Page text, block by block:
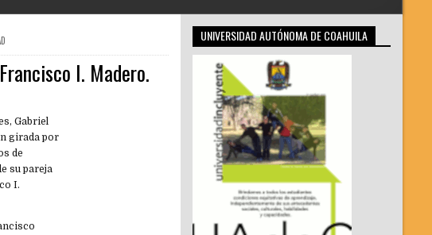
I. Madero.
Gabriel
girada por
de
su pareja
I.
UNIVERSIDAD AUTÓNOMA DE COAHUILA